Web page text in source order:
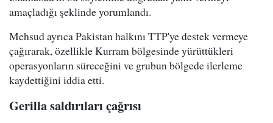
amaçladığı şeklinde yorumlandı.
Mehsud ayrıca Pakistan halkını TTP'ye destek vermeye
çağırarak, özellikle Kurram bölgesinde yürüttükleri
operasyonların süreceğini ve grubun bölgede ilerleme
kaydettiğini iddia etti.
Gerilla saldırıları çağrısı